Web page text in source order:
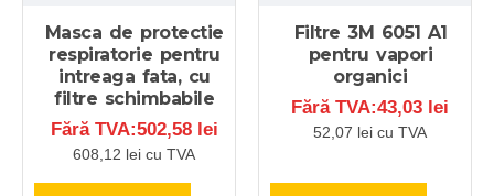
Masca de protectie
respiratorie pentru
intreaga fata, cu
filtre schimbabile
Fără TVA:502,58 lei
608,12 lei cu TVA
Filtre 3M 6051 A1
pentru vapori
organici
Fără TVA:43,03 lei
52,07 lei cu TVA